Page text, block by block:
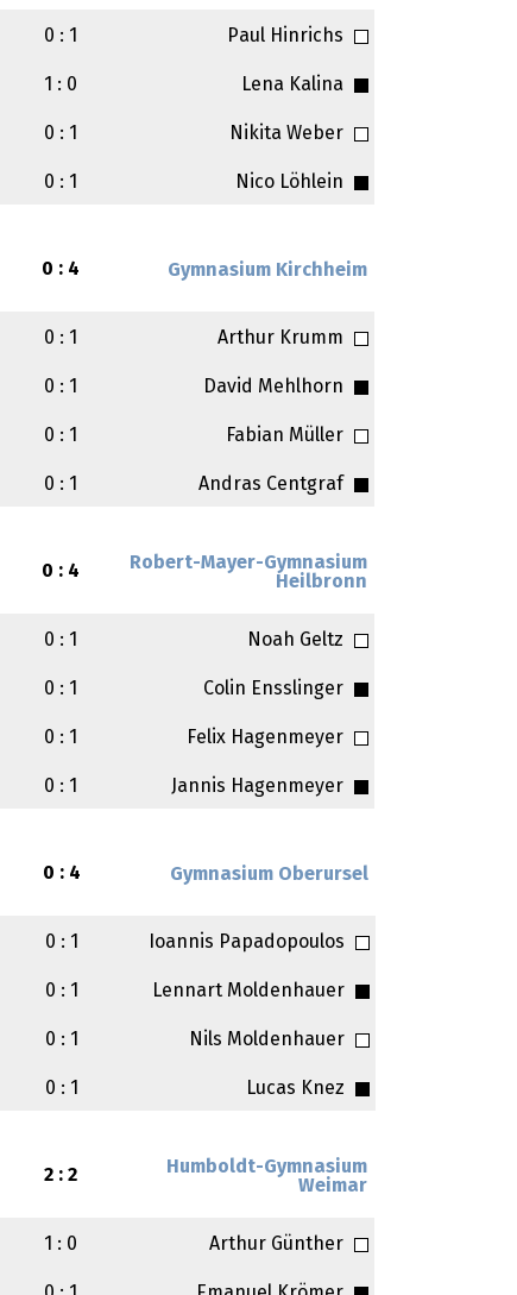
0 : 1 Paul Hinrichs
1 : 0 Lena Kalina
0 : 1 Nikita Weber
0 : 1 Nico Löhlein
0 : 4 Gymnasium Kirchheim
0 : 1 Arthur Krumm
0 : 1 David Mehlhorn
0 : 1 Fabian Müller
0 : 1 Andras Centgraf
0 : 4
Robert-Mayer-Gymnasium
Heilbronn
0 : 1 Noah Geltz
0 : 1 Colin Ensslinger
0 : 1 Felix Hagenmeyer
0 : 1 Jannis Hagenmeyer
0 : 4 Gymnasium Oberursel
0 : 1 Ioannis Papadopoulos
0 : 1 Lennart Moldenhauer
0 : 1 Nils Moldenhauer
0 : 1 Lucas Knez
2 : 2
Humboldt-Gymnasium
Weimar
1 : 0 Arthur Günther